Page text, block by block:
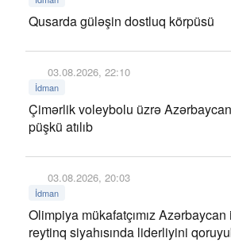
Qusarda güləşin dostluq körpüsü
03.08.2026, 22:10
İdman
Çimərlik voleybolu üzrə Azərbaycan
püşkü atılıb
03.08.2026, 20:03
İdman
Olimpiya mükafatçımız Azərbaycan
reytinq siyahısında liderliyini